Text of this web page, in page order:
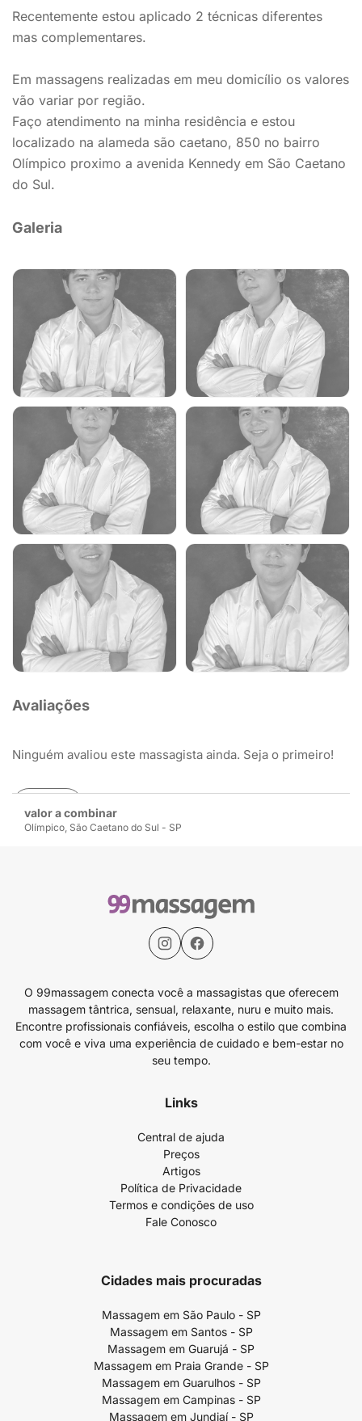
valor a combinar
Olímpico, São Caetano do Sul - SP
Recentemente estou aplicado 2 técnicas diferentes
mas complementares.
Em massagens realizadas em meu domicílio os valores
vão variar por região.
Faço atendimento na minha residência e estou
localizado na alameda são caetano, 850 no bairro
Olímpico proximo a avenida Kennedy em São Caetano
do Sul.
Galeria
Avaliações
Ninguém avaliou este massagista ainda. Seja o primeiro!
Avaliar
O 99massagem conecta você a massagistas que oferecem
massagem tântrica, sensual, relaxante, nuru e muito mais.
Encontre profissionais confiáveis, escolha o estilo que combina
com você e viva uma experiência de cuidado e bem-estar no
seu tempo.
Links
Central de ajuda
Preços
Artigos
Política de Privacidade
Termos e condições de uso
Fale Conosco
Cidades mais procuradas
Massagem em São Paulo - SP
Massagem em Santos - SP
Massagem em Guarujá - SP
Massagem em Praia Grande - SP
Massagem em Guarulhos - SP
Massagem em Campinas - SP
Massagem em Jundiaí - SP